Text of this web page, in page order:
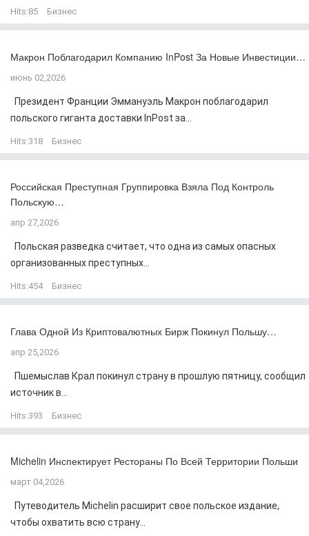
Hits:85 Бизнес
Макрон Поблагодарил Компанию InPost За Новые Инвестиции…
июнь 02,2026
Президент Франции Эммануэль Макрон поблагодарил
польского гиганта доставки InPost за...
Hits:318 Бизнес
Российская Преступная Группировка Взяла Под Контроль
Польскую…
апр 27,2026
Польская разведка считает, что одна из самых опасных
организованных преступных...
Hits:454 Бизнес
Глава Одной Из Криптовалютных Бирж Покинул Польшу…
апр 25,2026
Пшемыслав Крал покинул страну в прошлую пятницу, сообщил
источник в...
Hits:393 Бизнес
Michelin Инспектирует Рестораны По Всей Территории Польши
март 04,2026
Путеводитель Michelin расширит свое польское издание,
чтобы охватить всю страну...